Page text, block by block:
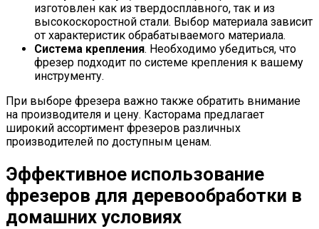
изготовлен как из твердосплавного, так и из
высокоскоростной стали. Выбор материала зависит
от характеристик обрабатываемого материала.
Система крепления. Необходимо убедиться, что
фрезер подходит по системе крепления к вашему
инструменту.
При выборе фрезера важно также обратить внимание
на производителя и цену. Касторама предлагает
широкий ассортимент фрезеров различных
производителей по доступным ценам.
Эффективное использование
фрезеров для деревообработки в
домашних условиях